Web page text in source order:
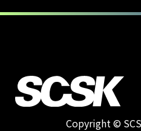
Local機能
4 つの側面
【ブログ】
コンテナセ
Copyright ©